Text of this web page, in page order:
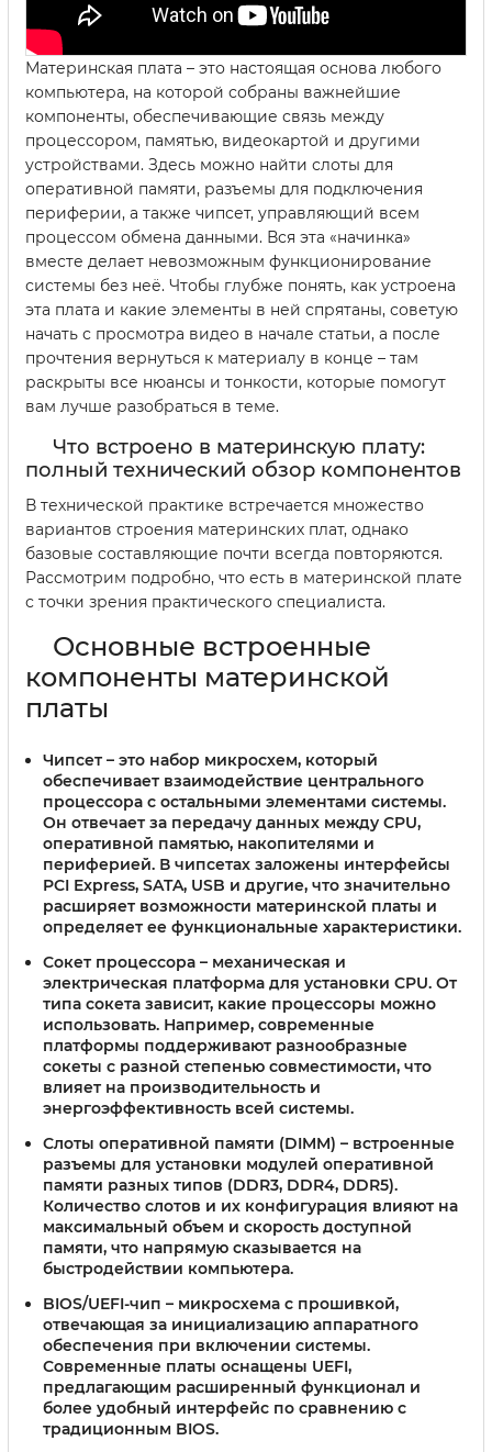
Материнская плата – это настоящая основа любого
компьютера, на которой собраны важнейшие
компоненты, обеспечивающие связь между
процессором, памятью, видеокартой и другими
устройствами. Здесь можно найти слоты для
оперативной памяти, разъемы для подключения
периферии, а также чипсет, управляющий всем
процессом обмена данными. Вся эта «начинка»
вместе делает невозможным функционирование
системы без неё. Чтобы глубже понять, как устроена
эта плата и какие элементы в ней спрятаны, советую
начать с просмотра видео в начале статьи, а после
прочтения вернуться к материалу в конце – там
раскрыты все нюансы и тонкости, которые помогут
вам лучше разобраться в теме.
Что встроено в материнскую плату:
полный технический обзор компонентов
В технической практике встречается множество
вариантов строения материнских плат, однако
базовые составляющие почти всегда повторяются.
Рассмотрим подробно, что есть в материнской плате
с точки зрения практического специалиста.
Основные встроенные
компоненты материнской
платы
Чипсет – это набор микросхем, который
обеспечивает взаимодействие центрального
процессора с остальными элементами системы.
Он отвечает за передачу данных между CPU,
оперативной памятью, накопителями и
периферией. В чипсетах заложены интерфейсы
PCI Express, SATA, USB и другие, что значительно
расширяет возможности материнской платы и
определяет ее функциональные характеристики.
Сокет процессора – механическая и
электрическая платформа для установки CPU. От
типа сокета зависит, какие процессоры можно
использовать. Например, современные
платформы поддерживают разнообразные
сокеты с разной степенью совместимости, что
влияет на производительность и
энергоэффективность всей системы.
Слоты оперативной памяти (DIMM) – встроенные
разъемы для установки модулей оперативной
памяти разных типов (DDR3, DDR4, DDR5).
Количество слотов и их конфигурация влияют на
максимальный объем и скорость доступной
памяти, что напрямую сказывается на
быстродействии компьютера.
BIOS/UEFI-чип – микросхема с прошивкой,
отвечающая за инициализацию аппаратного
обеспечения при включении системы.
Современные платы оснащены UEFI,
предлагающим расширенный функционал и
более удобный интерфейс по сравнению с
традиционным BIOS.